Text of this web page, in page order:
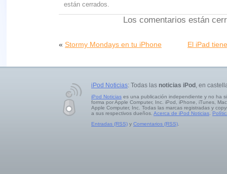
están cerrados.
Los comentarios están
« Stormy Mondays en tu iPhone El iPad
iPod Noticias: Todas las noticias iPod , en
iPod Noticias es una publicación independiente y no ha
forma por Apple Computer, Inc. iPod, iPhone, iTunes,
Apple Computer, Inc. Todas las marcas registradas y
a sus respectivos dueños. Acerca de iPod Noticias
Entradas (RSS) y Comentarios (RSS)